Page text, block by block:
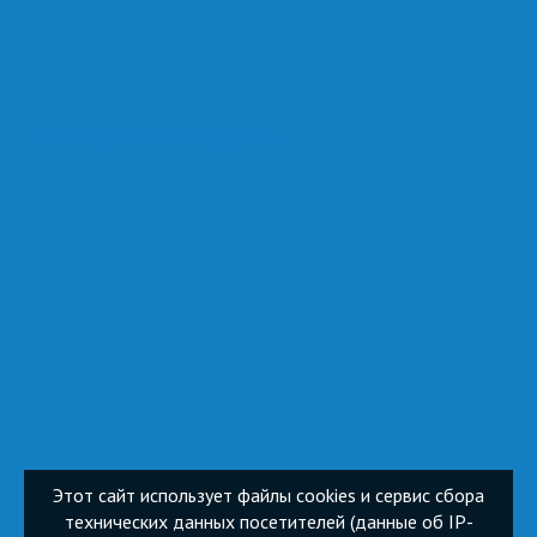
Этот сайт использует файлы cookies и сервис сбора
технических данных посетителей (данные об IP-